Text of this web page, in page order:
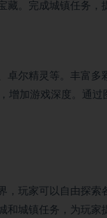
藏。完成城镇任务
卓尔精灵等。丰富
增加游戏深度。通
，玩家可以自由探
和城镇任务，为玩